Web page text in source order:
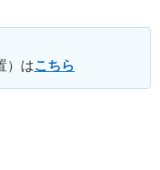
）はこちら